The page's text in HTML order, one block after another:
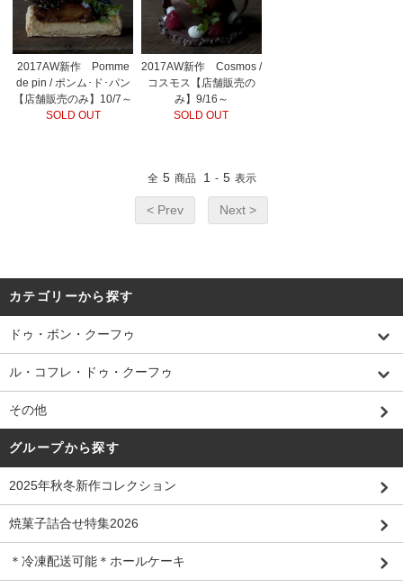
2017AW新作 Pomme
de pin / ポンム･ド･パン
【店舗販売のみ】10/7～
SOLD OUT
2017AW新作 Cosmos /
コスモス【店舗販売の
み】9/16～
SOLD OUT
全 5 商品 1 - 5 表示
< Prev Next >
カテゴリーから探す
ドゥ・ボン・クーフゥ
ル・コフレ・ドゥ・クーフゥ
その他
グループから探す
2025年秋冬新作コレクション
焼菓子詰合せ特集2026
＊冷凍配送可能＊ホールケーキ